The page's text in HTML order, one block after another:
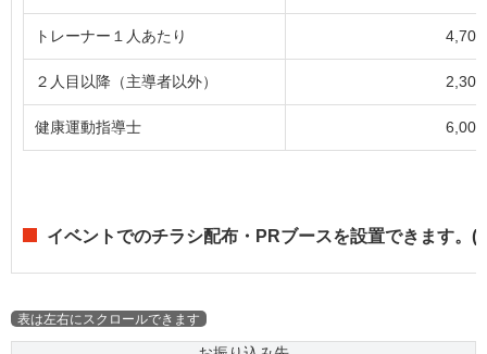
トレーナー１人あたり
２人目以降（主導者以外）
健康運動指導士
イベントでのチラシ配布・PRブースを設置できます。